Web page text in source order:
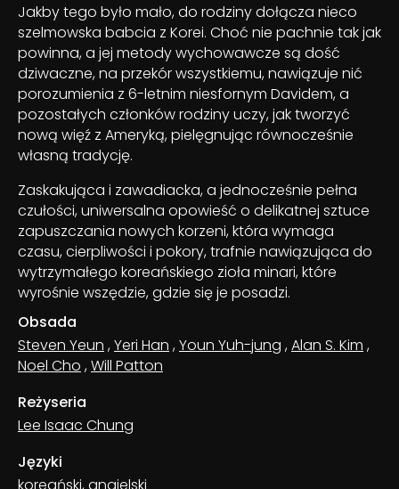
Jakby tego było mało, do rodziny dołącza nieco
szelmowska babcia z Korei. Choć nie pachnie tak jak
powinna, a jej metody wychowawcze są dość
dziwaczne, na przekór wszystkiemu, nawiązuje nić
porozumienia z 6-letnim niesfornym Davidem, a
pozostałych członków rodziny uczy, jak tworzyć
nową więź z Ameryką, pielęgnując równocześnie
własną tradycję.
Zaskakująca i zawadiacka, a jednocześnie pełna
czułości, uniwersalna opowieść o delikatnej sztuce
zapuszczania nowych korzeni, która wymaga
czasu, cierpliwości i pokory, trafnie nawiązująca do
wytrzymałego koreańskiego zioła minari, które
wyrośnie wszędzie, gdzie się je posadzi.
Obsada
Steven Yeun ,Yeri Han ,Youn Yuh-jung ,Alan S. Kim ,
Noel Cho ,Will Patton
Reżyseria
Lee Isaac Chung
Języki
koreański, angielski